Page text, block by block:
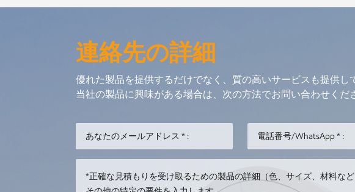
カスタム金属ステ
ンレス鋼の海の生
物の抽象的な金魚
のアートワーク
カスタムメタルペ
ンダントオーシャ
ンクジラのアート
ワーク
連絡先の詳細
優れた製品を提供するだけでなく、質の高いサービスも提供し
当社の製品に興味がある場合は、次の方法でお問い合わせくだ